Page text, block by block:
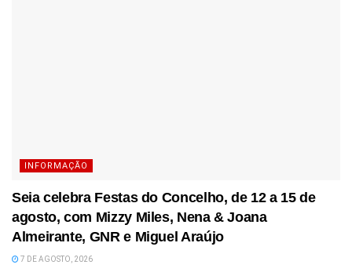
INFORMAÇÃO
Seia celebra Festas do Concelho, de 12 a 15 de
agosto, com Mizzy Miles, Nena & Joana
Almeirante, GNR e Miguel Araújo
7 DE AGOSTO, 2026